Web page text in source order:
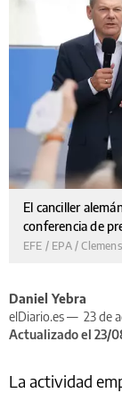
El canciller
conferencia de
EFE / EPA /
Daniel Yebra
elDiario.es — 23 de
Actualizado el 23/
La actividad